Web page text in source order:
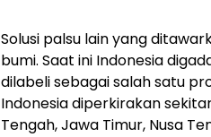
Solusi palsu lain yang
bumi. Saat ini Indonesia
dilabeli sebagai salah satu
Indonesia diperkirakan
Tengah, Jawa Timur, Nusa